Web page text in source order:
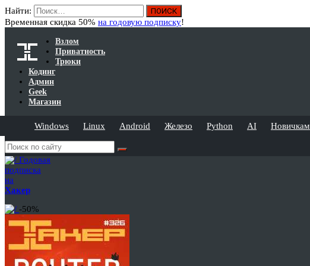
Найти:
Временная скидка 50% на годовую подписку!
Взлом
Приватность
Трюки
Кодинг
Админ
Geek
Магазин
Windows Linux Android Железо Python AI Новичкам
Годовая
подписка
на
Хакер
-50%